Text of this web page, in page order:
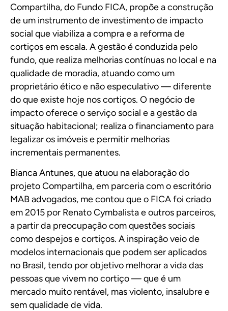
Compartilha, do Fundo FICA, propõe a construção
de um instrumento de investimento de impacto
social que viabiliza a compra e a reforma de
cortiços em escala. A gestão é conduzida pelo
fundo, que realiza melhorias contínuas no local e na
qualidade de moradia, atuando como um
proprietário ético e não especulativo — diferente
do que existe hoje nos cortiços. O negócio de
impacto oferece o serviço social e a gestão da
situação habitacional; realiza o financiamento para
legalizar os imóveis e permitir melhorias
incrementais permanentes.
Bianca Antunes, que atuou na elaboração do
projeto Compartilha, em parceria com o escritório
MAB advogados, me contou que o FICA foi criado
em 2015 por Renato Cymbalista e outros parceiros,
a partir da preocupação com questões sociais
como despejos e cortiços. A inspiração veio de
modelos internacionais que podem ser aplicados
no Brasil, tendo por objetivo melhorar a vida das
pessoas que vivem no cortiço — que é um
mercado muito rentável, mas violento, insalubre e
sem qualidade de vida.